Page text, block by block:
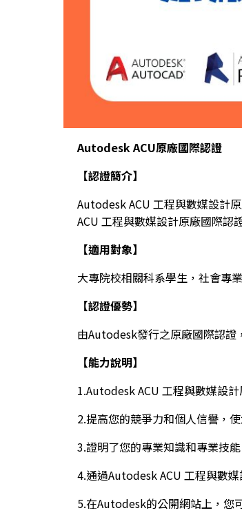
Autodesk ACU原廠國際認證
【認證簡介】
Autodesk ACU 工程與數媒設計
ACU 工程與數媒設計原廠國際認
【適用對象】
大專院校相關科系學生，社會專
【認證優勢】
由Autodesk發行之原廠國際認證
【能力說明】
1.Autodesk ACU 工程與數媒設
2.提高您的競爭力和個人信譽，
3.證明了您的專業知識和專業技
4.通過Autodesk ACU 工程與數
5.在Autodesk的公開網站上，您